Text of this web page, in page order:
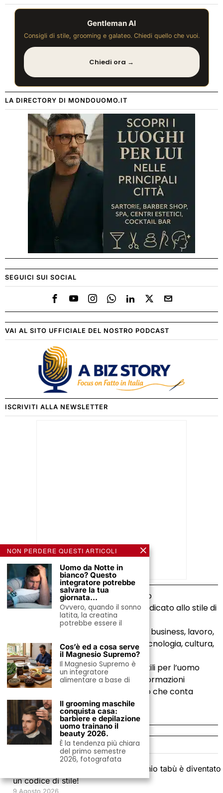
Gentleman AI
Consigli di stile, grooming e galateo. Chiedi quello che vuoi.
Chiedi ora →
LA DIRECTORY DI MONDOUOMO.IT
SEGUICI SUI SOCIAL
VAI AL SITO UFFICIALE DEL NOSTRO PODCAST
ISCRIVITI ALLA NEWSLETTER
MondoUomo.itè il magazine italiano
completamente online e gratuito, dedicato allo stile di
vita di ogni uomo di oggi. Proponiamo
quotidianamente contenuti su moda, business, lavoro,
benessere, salute, relazioni, viaggi, tecnologia, cultura,
gusto e lusso.
La nostra redazione seleziona temi utili per l’uomo
moderno che cerca idee precise, informazioni
affidabili e una visione elegante su ciò che conta
davvero.
ULTIMI ARTICOLI
Shorts e calza bianca: come il vecchio tabù è diventato
un codice di stile!
9 Agosto 2026
NON PERDERE QUESTI ARTICOLI
Uomo da Notte in
bianco? Questo
integratore potrebbe
salvare la tua
giornata…
Ovvero, quando il sonno
latita, la creatina
potrebbe essere il
Cos’è ed a cosa serve
il Magnesio Supremo?
Il Magnesio Supremo è
un integratore
alimentare a base di
Il grooming maschile
conquista casa:
barbiere e depilazione
uomo trainano il
beauty 2026.
È la tendenza più chiara
del primo semestre
2026, fotografata